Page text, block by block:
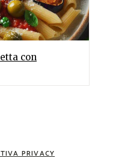
con
PRIVACY